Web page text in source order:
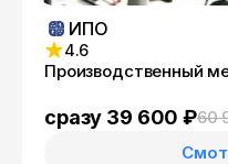
ИПО
4.6
Производственный
сразу 39 600 ₽60